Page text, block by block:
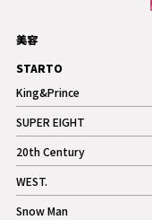
美容
STARTO
King&Prince
記事
SUPER EIGHT
記事
20th Century
記事
WEST.
記事
Snow Man